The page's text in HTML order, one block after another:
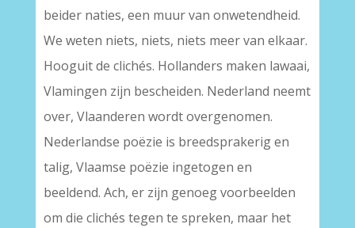
beider naties, een muur van onwetendheid.
We weten niets, niets, niets meer van elkaar.
Hooguit de clichés. Hollanders maken lawaai,
Vlamingen zijn bescheiden. Nederland neemt
over, Vlaanderen wordt overgenomen.
Nederlandse poëzie is breedsprakerig en
talig, Vlaamse poëzie ingetogen en
beeldend. Ach, er zijn genoeg voorbeelden
om die clichés tegen te spreken, maar het